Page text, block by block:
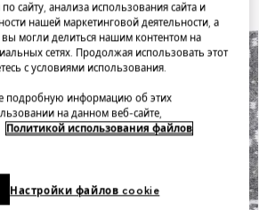
сайту, анализа использования сайта и
нашей маркетинговой деятельности, а
могли делиться нашим контентом на
сетях. Продолжая использовать этот
с условиями использования.
подробную информацию об этих
на данном веб-сайте,
Политикой использования файлов
Настройки файлов cookie